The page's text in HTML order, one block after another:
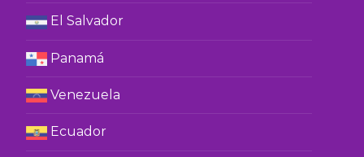
El Salvador
Panamá
Venezuela
Ecuador